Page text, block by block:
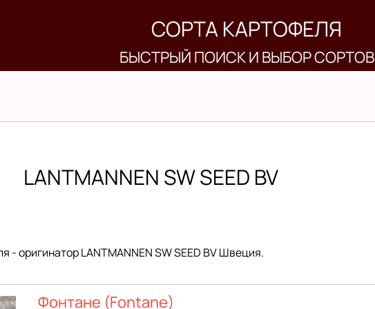
СОРТА КАРТОФЕЛЯ
БЫСТРЫЙ ПОИСК И ВЫБОР СОРТОВ
LANTMANNEN SW SEED BV
- оригинатор LANTMANNEN SW SEED BV Швеция.
Фонтане (Fontane)